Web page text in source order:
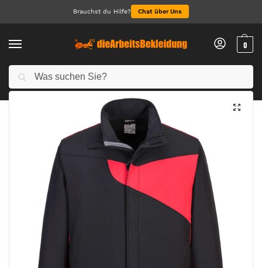
Brauchst du Hilfe? Chat über Uns
0
Start Alle Jacken / Jacken /